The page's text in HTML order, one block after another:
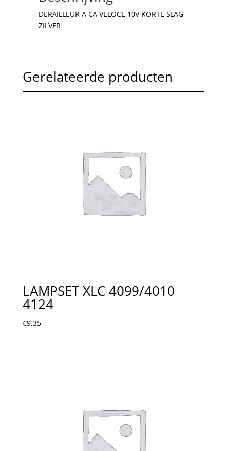
DERAILLEUR A CA VELOCE 10V KORTE SLAG
ZILVER
Gerelateerde producten
LAMPSET XLC 4099/4010
4124
€9,35